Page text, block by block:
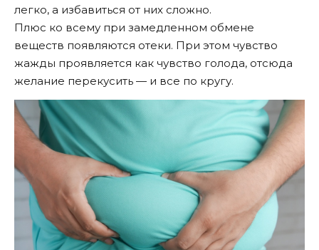
легко, а избавиться от них сложно.
Плюс ко всему при замедленном обмене
веществ появляются отеки. При этом чувство
жажды проявляется как чувство голода, отсюда
желание перекусить — и все по кругу.